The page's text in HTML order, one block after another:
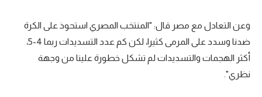
أقسام خاصة
Gamers
وعن التعادل مع مصر قال: "المنتخب المصري استحوذ على الكرة
ضدنا وسدد على المرمى كثيرا، لكن كم عدد التسديدات ربما 4-5،
أكثر الهجمات والتسديدات لم تشكل خطورة علينا من وجهة
نظري".